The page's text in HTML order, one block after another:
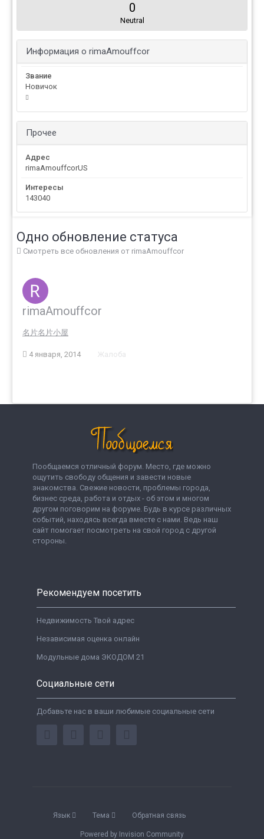
0
Neutral
Информация о rimaAmouffcor
Звание
Новичок
Прочее
Адрес
rimaAmouffcorUS
Интересы
143040
Одно обновление статуса
Смотреть все обновления от rimaAmouffcor
rimaAmouffcor
名片名片小屋
4 января, 2014 Жалоба
Пообщаемся отличный форум. Место, где можно
ощутить свободу общения и завести новые
знакомства. Свежие новости, проблемы города,
бизнес среда, работа и отдых - об этом и многом
другом поговорим на форуме. Будь в курсе различных
событий, находясь всегда вместе с нами. Ведь наш
сайт помогает посмотреть на свой город с другой
стороны.
Рекомендуем посетить
Недвижимость Твой адрес
Независимая оценка онлайн
Модульные дома ЭКОДОМ 21
Социальные сети
Добавьте нас в ваши любимые социальные сети
Язык Тема Обратная связь
Powered by Invision Community